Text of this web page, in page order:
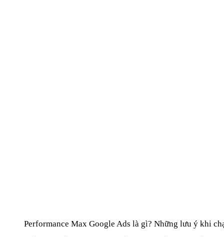
Performance Max Google Ads là gì? Những lưu ý khi